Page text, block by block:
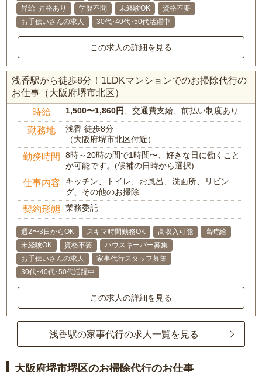
昇給･昇格あり
学歴不問 未経験OK
資格不要
お手伝いさんの求人
30代･40代･50代活躍中
この求人の詳細を見る
浅香駅から徒歩8分！1LDKマンションでのお掃除代行の
お仕事（大阪府堺市北区）
時給 1,500〜1,860円、交通費支給、前払い制度あり
勤務地
浅香 徒歩8分
（大阪府堺市北区付近）
勤務時間
8時～20時の間で1時間〜、好きな日に働くこと
が可能です。(候補の日時から選択)
仕事内容
キッチン、トイレ、お風呂、洗面所、リビン
グ、その他のお掃除
契約形態 業務委託
週2〜3日からOK スキマ時間勤務OK 高収入可能
高時給
未経験OK
資格不要
ハウスキーパー募集
お手伝いさんの求人
家事代行スタッフ募集
30代･40代･50代活躍中
この求人の詳細を見る
浅香駅の家事代行の求人一覧を見る
大阪府堺市堺区のお掃除代行のお仕事